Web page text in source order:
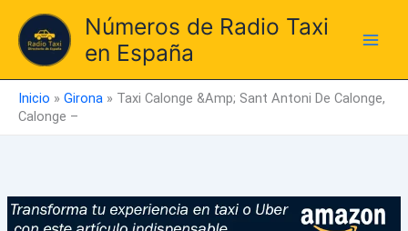
contenido
Números de Radio Taxi
en España
Inicio » Girona » Taxi Calonge &Amp; Sant Antoni De Calonge,
Calonge –